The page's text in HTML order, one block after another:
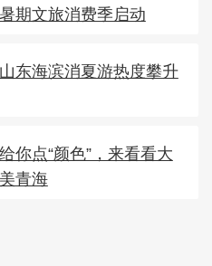
暑期文旅消费季启动
山东海滨消夏游热度攀升
给你点“颜色”，来看看大
美青海